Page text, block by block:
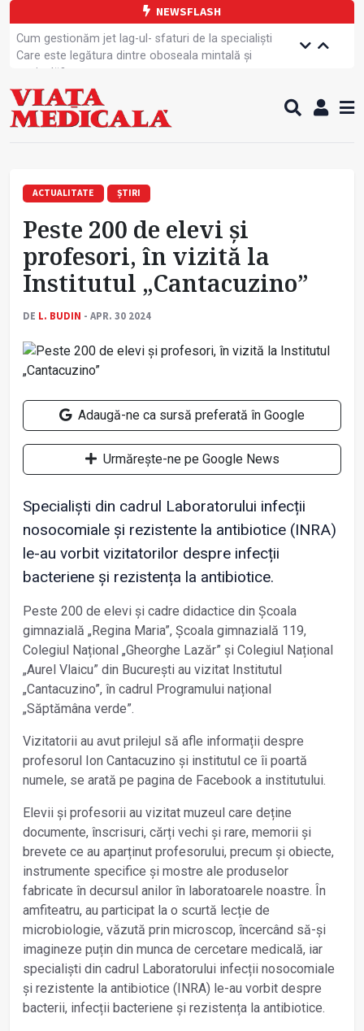
NEWSFLASH
Cum gestionăm jet lag-ul- sfaturi de la specialiști
Care este legătura dintre oboseala mintală și
caniculă?
Campanie de prevenție dedicată sportivelor
Un nou studiu pentru testarea unui vaccin împotriva
tulpinei Bundibugyo a virusului Ebola
sănătate
Demersuri pentru acces transfrontalier la date
Contractul cadru ar putea fi modificat
Comercializarea unor medicamente, blocată
temporar
ACTUALITATE ȘTIRI
Peste 200 de elevi și
profesori, în vizită la
Institutul „Cantacuzino”
DE L. BUDIN - APR. 30 2024
Adaugă-ne ca sursă preferată în Google
Urmărește-ne pe Google News
Specialiști din cadrul Laboratorului infecții
nosocomiale și rezistente la antibiotice (INRA)
le-au vorbit vizitatorilor despre infecții
bacteriene și rezistența la antibiotice.
Peste 200 de elevi și cadre didactice din Școala
gimnazială „Regina Maria”, Școala gimnazială 119,
Colegiul Național „Gheorghe Lazăr” și Colegiul Național
„Aurel Vlaicu” din București au vizitat Institutul
„Cantacuzino”, în cadrul Programului național
„Săptămâna verde”.
Vizitatorii au avut prilejul să afle informații despre
profesorul Ion Cantacuzino și institutul ce îi poartă
numele, se arată pe pagina de Facebook a institutului.
Elevii și profesorii au vizitat muzeul care deține
documente, înscrisuri, cărți vechi și rare, memorii și
brevete ce au aparținut profesorului, precum și obiecte,
instrumente specifice și mostre ale produselor
fabricate în decursul anilor în laboratoarele noastre. În
amfiteatru, au participat la o scurtă lecție de
microbiologie, văzută prin microscop, încercând să-și
imagineze puțin din munca de cercetare medicală, iar
specialiști din cadrul Laboratorului infecții nosocomiale
și rezistente la antibiotice (INRA) le-au vorbit despre
bacterii, infecții bacteriene și rezistența la antibiotice.